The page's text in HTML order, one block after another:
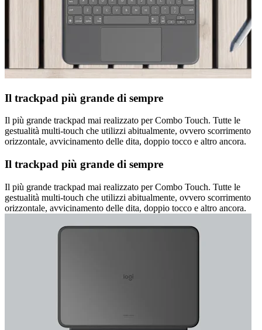
Il trackpad più grande di sempre
Il più grande trackpad mai realizzato per Combo Touch. Tutte le
gestualità multi-touch che utilizzi abitualmente, ovvero scorrimento
orizzontale, avvicinamento delle dita, doppio tocco e altro ancora.
Il trackpad più grande di sempre
Il più grande trackpad mai realizzato per Combo Touch. Tutte le
gestualità multi-touch che utilizzi abitualmente, ovvero scorrimento
orizzontale, avvicinamento delle dita, doppio tocco e altro ancora.